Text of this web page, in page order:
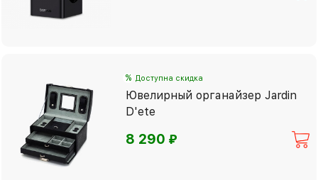
% Доступна скидка
Ювелирный органайзер Jardin
D'ete
8 290⃏